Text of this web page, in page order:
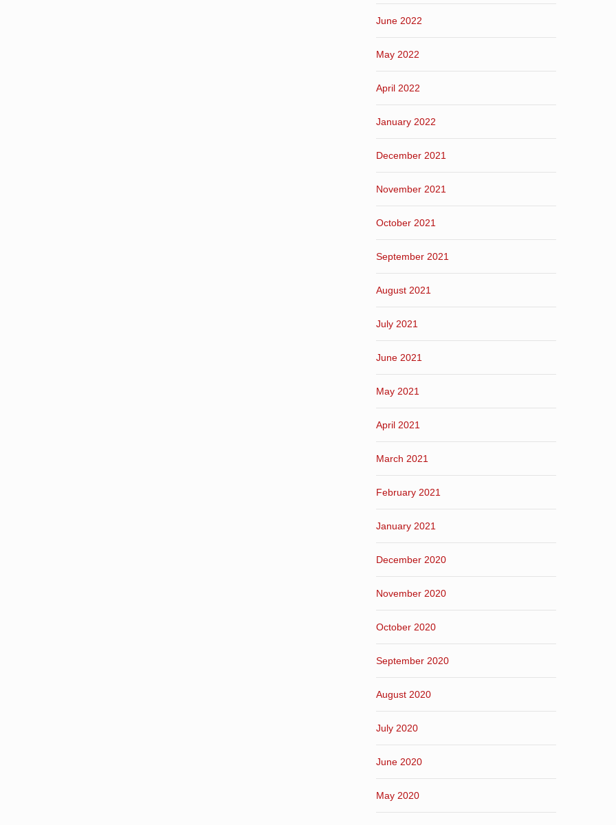
June 2022
May 2022
April 2022
January 2022
December 2021
November 2021
October 2021
September 2021
August 2021
July 2021
June 2021
May 2021
April 2021
March 2021
February 2021
January 2021
December 2020
November 2020
October 2020
September 2020
August 2020
July 2020
June 2020
May 2020